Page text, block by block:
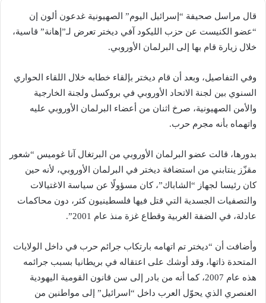
قال مراسل صحيفة “إسرائيل اليوم” الصهيونية غدعون ألون إن
“عضو الكنيست عن حزب الليكود آفي ديختر تعرض لـ”إهانة” قاسية،
خلال زيارة قام بها إلى البرلمان الأوروبي.
وفي التفاصيل، وبعد أن قام ديختر بإلقاء خطابه خلال اللقاء الحواري
السنوي بين لجنة الاتحاد الأوروبي في بروكسل ولجنة الخارجية
والأمن الصهيونية، صرخ اثنان من أعضاء البرلمان الأوروبي عليه
واتهماه بأنه مجرم حرب.
بدورها، قالت عضو البرلمان الأوروبي من البرتغال آنا غوميس “شعور
مقزّز ينتابني من استضافة ديختر في البرلمان الأوروبي، لأنه حين
كان رئيسا لجهاز “الشاباك”، كان مسؤولًا عن سياسة الاغتيالات
والتصفيات الجسدية التي قتل فيها فلسطينيون كثر، دون محاكمات
عادلة، في الضفة الغربية وقطاع غزة منذ عام 2001”.
وأضافت أن “ديختر تم اتهامه بارتكاب جرائم حرب في داخل الولايات
المتحدة ذاتها، وقد أوشك على اعتقاله في بريطانيا بسبب جرائمه
هذه عام 2007، كما أنه من بادر إلى سن قانون القومية اليهودية
العنصري الذي يحوّل العرب داخل “اسرائيل” إلى مواطنين من